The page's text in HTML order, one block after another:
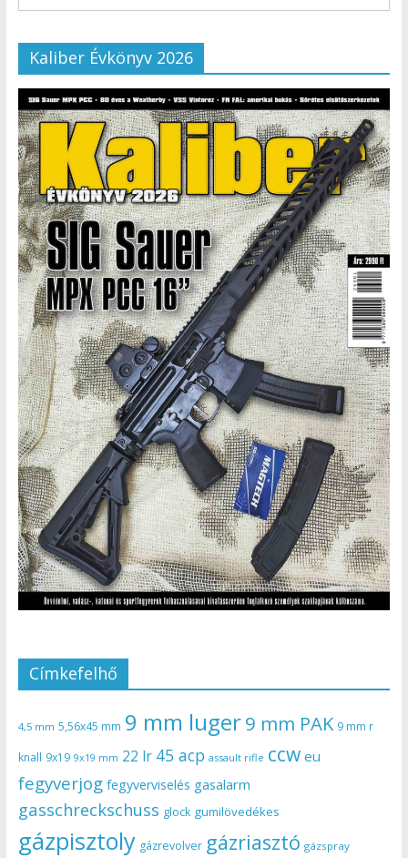
Kaliber Évkönyv 2026
Címkefelhő
4,5 mm 5,56x45 mm 9 mm luger9 mm PAK 9 mm r
knall 9x19 9x19 mm 22 lr 45 acp assault rifle ccw eu
fegyverjog fegyverviselés gasalarm
gasschreckschuss glock gumilövedékes
gázpisztoly gázrevolver gázriasztó gázspray